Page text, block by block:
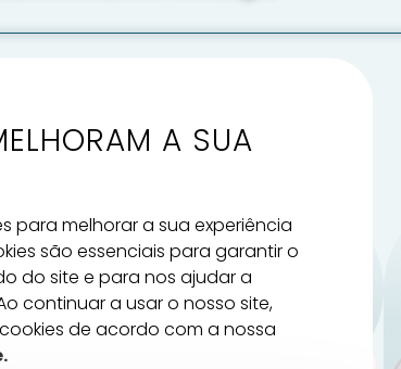
A SUA
para melhorar a sua experiência
são essenciais para garantir o
do site e para nos ajudar a
continuar a usar o nosso site,
de acordo com a nossa